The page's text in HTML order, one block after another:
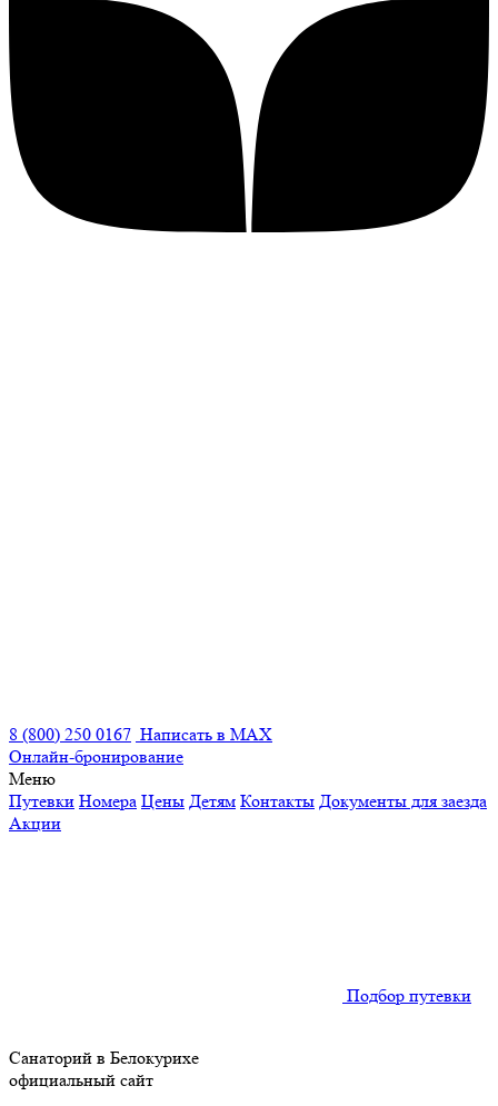
8 (800) 250 0167 Написать в MAX
Онлайн-бронирование
Меню
Путевки Номера Цены Детям Контакты Документы для заезда
Акции
Подбор путевки
Санаторий в Белокурихе
официальный сайт